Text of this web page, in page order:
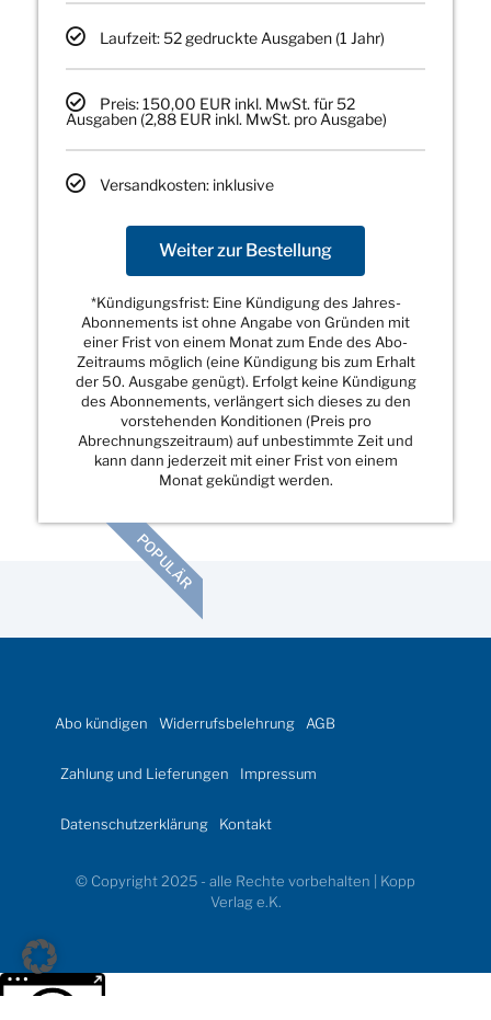
Laufzeit: 52 gedruckte Ausgaben (1 Jahr)
Preis: 150,00 EUR inkl. MwSt. für 52
Ausgaben (2,88 EUR inkl. MwSt. pro Ausgabe)
Versandkosten: inklusive
Weiter zur Bestellung
*Kündigungsfrist: Eine Kündigung des Jahres-
Abonnements ist ohne Angabe von Gründen mit
einer Frist von einem Monat zum Ende des Abo-
Zeitraums möglich (eine Kündigung bis zum Erhalt
der 50. Ausgabe genügt). Erfolgt keine Kündigung
des Abonnements, verlängert sich dieses zu den
vorstehenden Konditionen (Preis pro
Abrechnungszeitraum) auf unbestimmte Zeit und
kann dann jederzeit mit einer Frist von einem
Monat gekündigt werden.
POPULÄR
Abo kündigen Widerrufsbelehrung AGB
Zahlung und Lieferungen Impressum
Datenschutzerklärung Kontakt
© Copyright 2025 - alle Rechte vorbehalten | Kopp
Verlag e.K.
Weitere Informationen über den gesperrten Inhalt.